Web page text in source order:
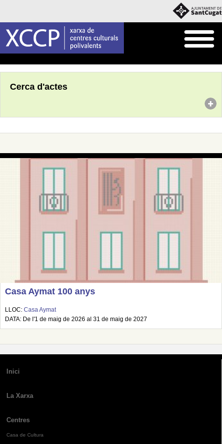
Cerca d'actes
Casa Aymat 100 anys
LLOC: Casa Aymat
DATA: De l'1 de maig de 2026 al 31 de maig de 2027
Inici
La Xarxa
Centres
Casa de Cultura